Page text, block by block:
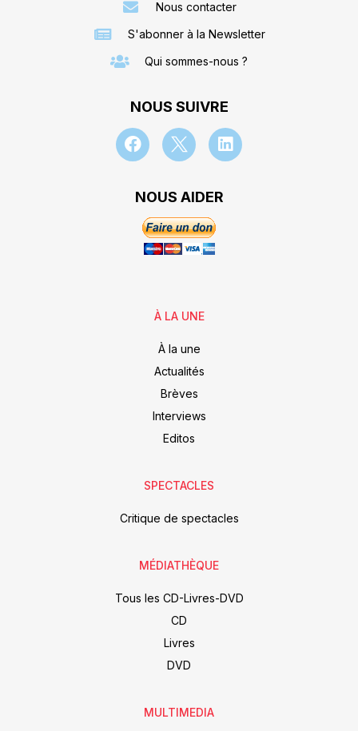
Nous contacter
S'abonner à la Newsletter
Qui sommes-nous ?
NOUS SUIVRE
NOUS AIDER
À LA UNE
À la une
Actualités
Brèves
Interviews
Editos
SPECTACLES
Critique de spectacles
MÉDIATHÈQUE
Tous les CD-Livres-DVD
CD
Livres
DVD
MULTIMEDIA